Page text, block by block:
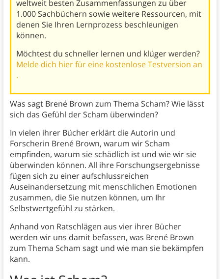
weltweit besten Zusammenfassungen zu über
1.000 Sachbüchern sowie weitere Ressourcen, mit
denen Sie Ihren Lernprozess beschleunigen
können.
Möchtest du schneller lernen und klüger werden?
Melde dich hier für eine kostenlose Testversion an
.
Was sagt Brené Brown zum Thema Scham? Wie lässt
sich das Gefühl der Scham überwinden?
In vielen ihrer Bücher erklärt die Autorin und
Forscherin Brené Brown, warum wir Scham
empfinden, warum sie schädlich ist und wie wir sie
überwinden können. All ihre Forschungsergebnisse
fügen sich zu einer aufschlussreichen
Auseinandersetzung mit menschlichen Emotionen
zusammen, die Sie nutzen können, um Ihr
Selbstwertgefühl zu stärken.
Anhand von Ratschlägen aus vier ihrer Bücher
werden wir uns damit befassen, was Brené Brown
zum Thema Scham sagt und wie man sie bekämpfen
kann.